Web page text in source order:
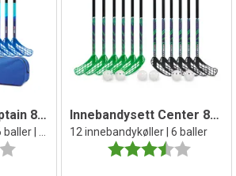
Innebandysett Captain 85 cm
4.0 av 5 mulige
Innebandysett Center 80 cm
12 innebandykøller | 6 baller
Karakter: